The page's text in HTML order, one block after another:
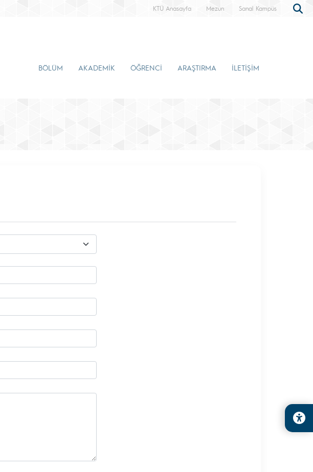
KTÜ Anasayfa Mezun Sanal Kampüs
BÖLÜM AKADEMİK ÖĞRENCİ ARAŞTIRMA İLETİŞİM